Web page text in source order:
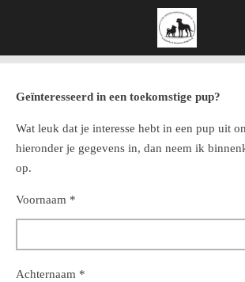
naar
hoofdinhoud
Geïnteresseerd in een toekomstige pup?
Wat leuk dat je interesse hebt in een pup uit
hieronder je gegevens in, dan neem ik
op.
Voornaam *
Achternaam *